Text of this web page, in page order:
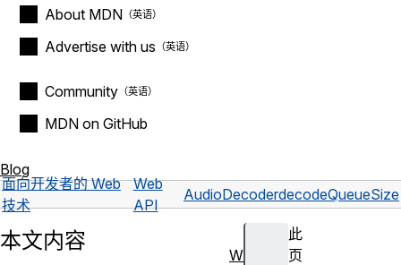
About MDN
Advertise with us
Community
MDN on GitHub
Blog
面向开发者的 Web
技术
Web
API
AudioDecoderdecodeQueueSize
此
页
本文内容
W